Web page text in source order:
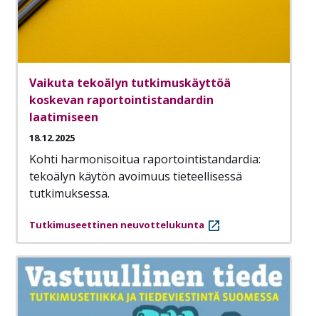
Vaikuta tekoälyn tutkimuskäyttöä
koskevan raportointistandardin
laatimiseen
18.12.2025
Kohti harmonisoitua raportointistandardia:
tekoälyn käytön avoimuus tieteellisessä
tutkimuksessa.
Tutkimuseettinen neuvottelukunta